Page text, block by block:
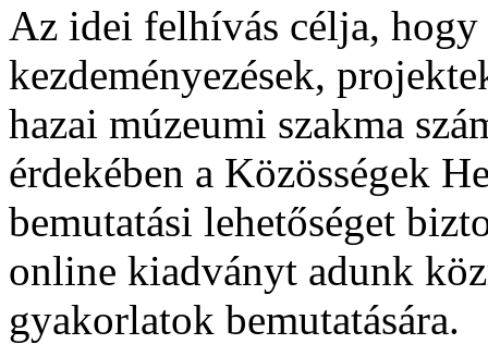
Az idei felhívás célja, hogy
kezdeményezések,
hazai múzeumi szakma
érdekében a Közösségek
bemutatási lehetőséget
online kiadványt adunk
gyakorlatok bemutatására.